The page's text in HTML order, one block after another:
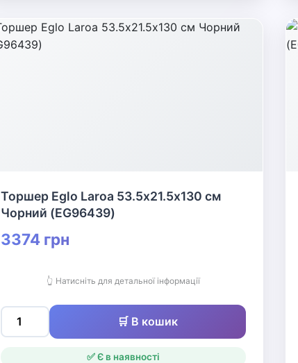
Торшер Eglo Laroa 53.5х21.5х130 см
Чорний (EG96439)
3374 грн
👆 Натисніть для детальної інформації
🛒 В кошик
✅ Є в наявності